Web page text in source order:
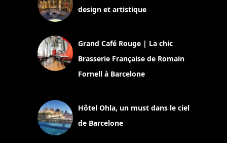
design et artistique
Grand Café Rouge | La chic
Brasserie Française de Romain
Fornell à Barcelone
Hôtel Ohla, un must dans le ciel
de Barcelone